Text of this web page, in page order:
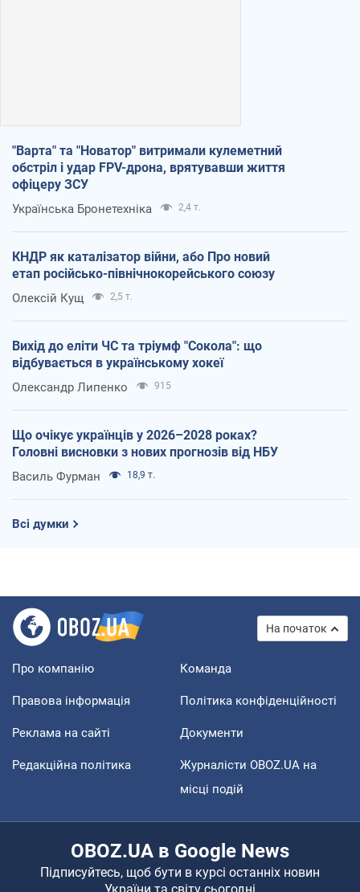
"Варта" та "Новатор" витримали кулеметний
обстріл і удар FPV-дрона, врятувавши життя
офіцеру ЗСУ
Українська Бронетехніка 2,4 т.
КНДР як каталізатор війни, або Про новий
етап російсько-північнокорейського союзу
Олексій Кущ 2,5 т.
Вихід до еліти ЧС та тріумф "Сокола": що
відбувається в українському хокеї
Олександр Липенко 915
Що очікує українців у 2026–2028 роках?
Головні висновки з нових прогнозів від НБУ
Василь Фурман 18,9 т.
Всі думки
На початок
Про компанію Команда
Правова інформація Політика конфіденційності
Реклама на сайті Документи
Редакційна політика
Журналісти OBOZ.UA на
місці подій
OBOZ.UA в Google News
Підписуйтесь, щоб бути в курсі останніх новин